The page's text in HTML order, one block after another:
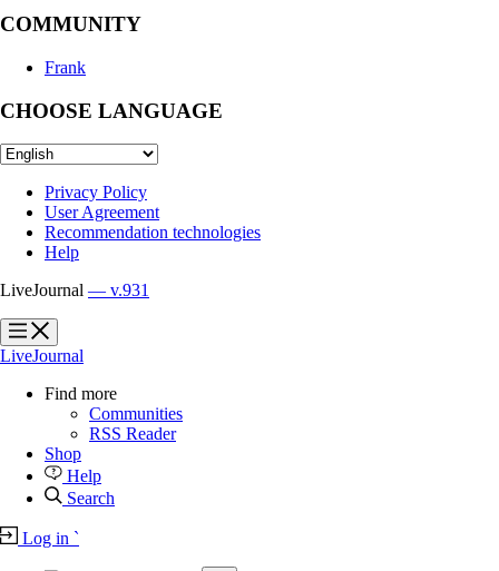
COMMUNITY
Frank
CHOOSE LANGUAGE
Privacy Policy
User Agreement
Recommendation technologies
Help
LiveJournal — v.931
?
?
LiveJournal
Find more
Communities
RSS Reader
Shop
Help
Search
Log in `